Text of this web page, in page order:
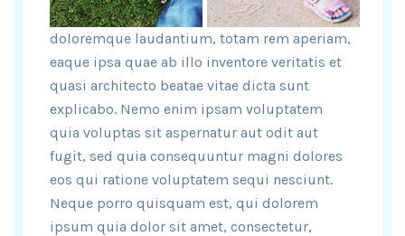
doloremque laudantium, totam rem aperiam,
eaque ipsa quae ab illo inventore veritatis et
quasi architecto beatae vitae dicta sunt
explicabo. Nemo enim ipsam voluptatem
quia voluptas sit aspernatur aut odit aut
fugit, sed quia consequuntur magni dolores
eos qui ratione voluptatem sequi nesciunt.
Neque porro quisquam est, qui dolorem
ipsum quia dolor sit amet, consectetur,